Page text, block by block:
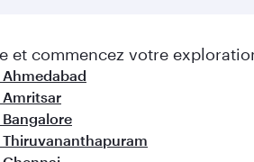
et commencez votre
Amritsar